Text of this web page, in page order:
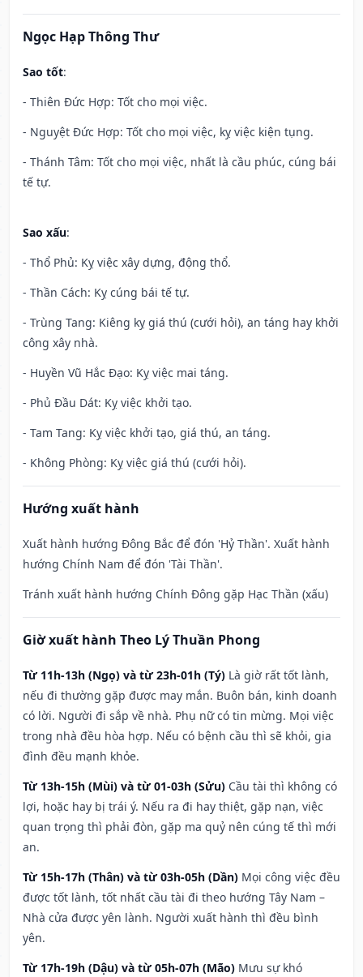
Ngọc Hạp Thông Thư
Sao tốt:
- Thiên Đức Hợp: Tốt cho mọi việc.
- Nguyệt Đức Hợp: Tốt cho mọi việc, kỵ việc kiện tụng.
- Thánh Tâm: Tốt cho mọi việc, nhất là cầu phúc, cúng bái
tế tự.
Sao xấu:
- Thổ Phủ: Kỵ việc xây dựng, động thổ.
- Thần Cách: Kỵ cúng bái tế tự.
- Trùng Tang: Kiêng kỵ giá thú (cưới hỏi), an táng hay khởi
công xây nhà.
- Huyền Vũ Hắc Đạo: Kỵ việc mai táng.
- Phủ Đầu Dát: Kỵ việc khởi tạo.
- Tam Tang: Kỵ việc khởi tạo, giá thú, an táng.
- Không Phòng: Kỵ việc giá thú (cưới hỏi).
Hướng xuất hành
Xuất hành hướng Đông Bắc để đón 'Hỷ Thần'. Xuất hành
hướng Chính Nam để đón 'Tài Thần'.
Tránh xuất hành hướng Chính Đông gặp Hạc Thần (xấu)
Giờ xuất hành Theo Lý Thuần Phong
Từ 11h-13h (Ngọ) và từ 23h-01h (Tý) Là giờ rất tốt lành,
nếu đi thường gặp được may mắn. Buôn bán, kinh doanh
có lời. Người đi sắp về nhà. Phụ nữ có tin mừng. Mọi việc
trong nhà đều hòa hợp. Nếu có bệnh cầu thì sẽ khỏi, gia
đình đều mạnh khỏe.
Từ 13h-15h (Mùi) và từ 01-03h (Sửu) Cầu tài thì không có
lợi, hoặc hay bị trái ý. Nếu ra đi hay thiệt, gặp nạn, việc
quan trọng thì phải đòn, gặp ma quỷ nên cúng tế thì mới
an.
Từ 15h-17h (Thân) và từ 03h-05h (Dần) Mọi công việc đều
được tốt lành, tốt nhất cầu tài đi theo hướng Tây Nam –
Nhà cửa được yên lành. Người xuất hành thì đều bình
yên.
Từ 17h-19h (Dậu) và từ 05h-07h (Mão) Mưu sự khó